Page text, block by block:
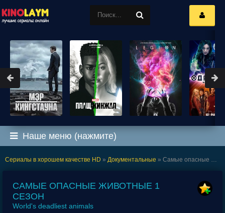
Наше меню (нажмите)
Сериалы в хорошем качестве HD » Документальные » Самые опасные животные 1 сезон
САМЫЕ ОПАСНЫЕ ЖИВОТНЫЕ 1
СЕЗОН
World's deadliest animals